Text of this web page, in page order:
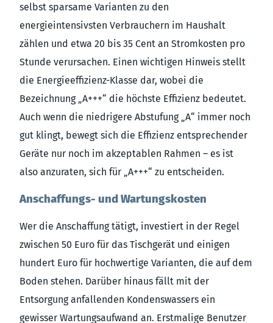
selbst sparsame Varianten zu den
energieintensivsten Verbrauchern im Haushalt
zählen und etwa 20 bis 35 Cent an Stromkosten pro
Stunde verursachen. Einen wichtigen Hinweis stellt
die Energieeffizienz-Klasse dar, wobei die
Bezeichnung „A+++“ die höchste Effizienz bedeutet.
Auch wenn die niedrigere Abstufung „A“ immer noch
gut klingt, bewegt sich die Effizienz entsprechender
Geräte nur noch im akzeptablen Rahmen – es ist
also anzuraten, sich für „A+++“ zu entscheiden.
Anschaffungs- und Wartungskosten
Wer die Anschaffung tätigt, investiert in der Regel
zwischen 50 Euro für das Tischgerät und einigen
hundert Euro für hochwertige Varianten, die auf dem
Boden stehen. Darüber hinaus fällt mit der
Entsorgung anfallenden Kondenswassers ein
gewisser Wartungsaufwand an. Erstmalige Benutzer